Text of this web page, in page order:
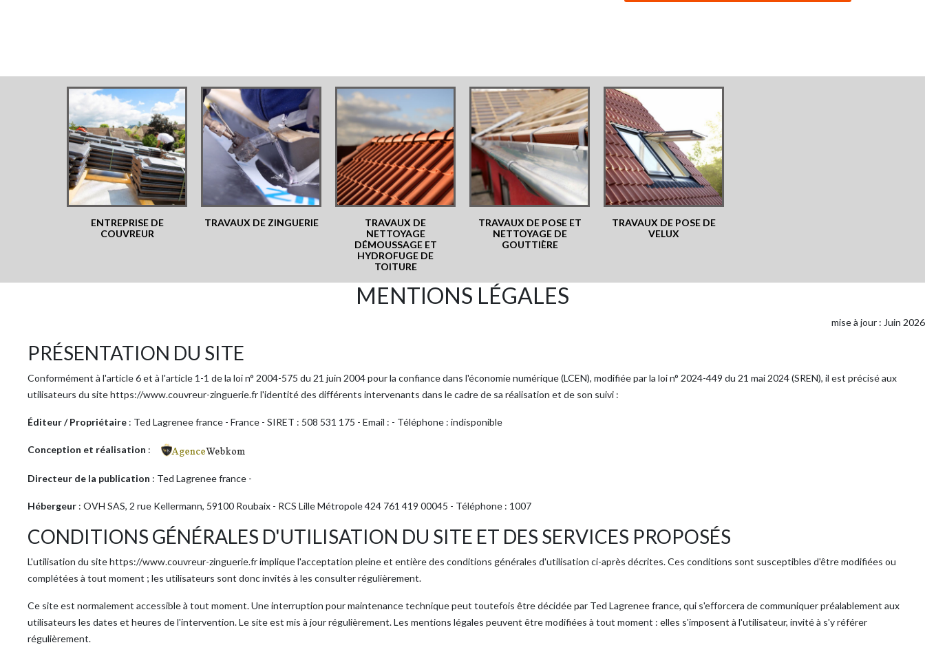
ENTREPRISE DE
COUVREUR
TRAVAUX DE ZINGUERIE
TRAVAUX DE
NETTOYAGE
DÉMOUSSAGE ET
HYDROFUGE DE
TOITURE
TRAVAUX DE POSE ET
NETTOYAGE DE
GOUTTIÈRE
TRAVAUX DE POSE DE
VELUX
MENTIONS LÉGALES
mise à jour : Juin 2026
PRÉSENTATION DU SITE
Conformément à l'article 6 et à l'article 1-1 de la loi n° 2004-575 du 21 juin 2004 pour la confiance dans l'économie numérique (LCEN), modifiée par la loi n° 2024-449 du 21 mai 2024 (SREN), il est précisé aux
utilisateurs du site https://www.couvreur-zinguerie.fr l'identité des différents intervenants dans le cadre de sa réalisation et de son suivi :
Éditeur / Propriétaire : Ted Lagrenee france - France - SIRET : 508 531 175 - Email : - Téléphone : indisponible
Conception et réalisation :
Directeur de la publication : Ted Lagrenee france -
Hébergeur : OVH SAS, 2 rue Kellermann, 59100 Roubaix - RCS Lille Métropole 424 761 419 00045 - Téléphone : 1007
CONDITIONS GÉNÉRALES D'UTILISATION DU SITE ET DES SERVICES PROPOSÉS
L'utilisation du site https://www.couvreur-zinguerie.fr implique l'acceptation pleine et entière des conditions générales d'utilisation ci-après décrites. Ces conditions sont susceptibles d'être modifiées ou
complétées à tout moment ; les utilisateurs sont donc invités à les consulter régulièrement.
Ce site est normalement accessible à tout moment. Une interruption pour maintenance technique peut toutefois être décidée par Ted Lagrenee france, qui s'efforcera de communiquer préalablement aux
utilisateurs les dates et heures de l'intervention. Le site est mis à jour régulièrement. Les mentions légales peuvent être modifiées à tout moment : elles s'imposent à l'utilisateur, invité à s'y référer
régulièrement.